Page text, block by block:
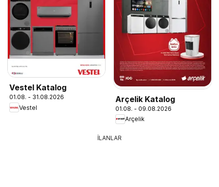
Vestel Katalog
01.08. - 31.08.2026
Vestel
Arçelik Katalog
01.08. - 09.08.2026
Arçelik
İLANLAR